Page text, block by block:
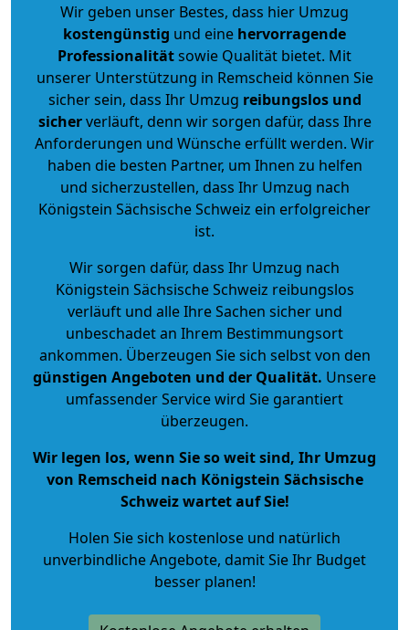
Wir geben unser Bestes, dass hier Umzug
kostengünstig und eine hervorragende
Professionalitätsowie Qualität bietet. Mit
unserer Unterstützung in Remscheid können Sie
sicher sein, dass Ihr Umzug reibungslos und
sicherverläuft, denn wir sorgen dafür, dass Ihre
Anforderungen und Wünsche erfüllt werden. Wir
haben die besten Partner, um Ihnen zu helfen
und sicherzustellen, dass Ihr Umzug nach
Königstein Sächsische Schweiz ein erfolgreicher
ist.
Wir sorgen dafür, dass Ihr Umzug nach
Königstein Sächsische Schweiz reibungslos
verläuft und alle Ihre Sachen sicher und
unbeschadet an Ihrem Bestimmungsort
ankommen. Überzeugen Sie sich selbst von den
günstigen Angeboten und der Qualität. Unsere
umfassender Service wird Sie garantiert
überzeugen.
Wir legen los, wenn Sie so weit sind, Ihr Umzug
von Remscheid nach Königstein Sächsische
Schweiz wartet auf Sie!
Holen Sie sich kostenlose und natürlich
unverbindliche Angebote, damit Sie Ihr Budget
besser planen!